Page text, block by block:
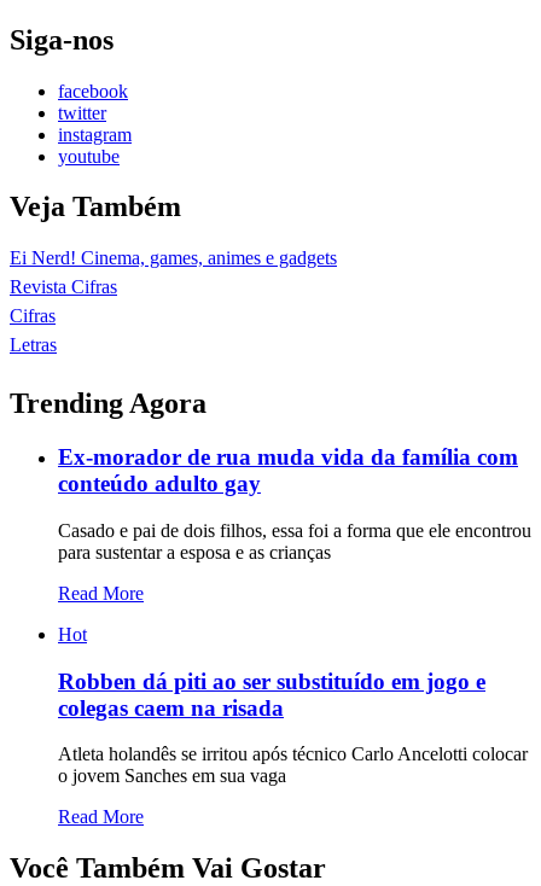
Siga-nos
facebook
twitter
instagram
youtube
Veja Também
Ei Nerd! Cinema, games, animes e gadgets
Revista Cifras
Cifras
Letras
Trending Agora
Ex-morador de rua muda vida da família com
conteúdo adulto gay
Casado e pai de dois filhos, essa foi a forma que ele encontrou
para sustentar a esposa e as crianças
Read More
Hot
Robben dá piti ao ser substituído em jogo e
colegas caem na risada
Atleta holandês se irritou após técnico Carlo Ancelotti colocar
o jovem Sanches em sua vaga
Read More
Você Também Vai Gostar